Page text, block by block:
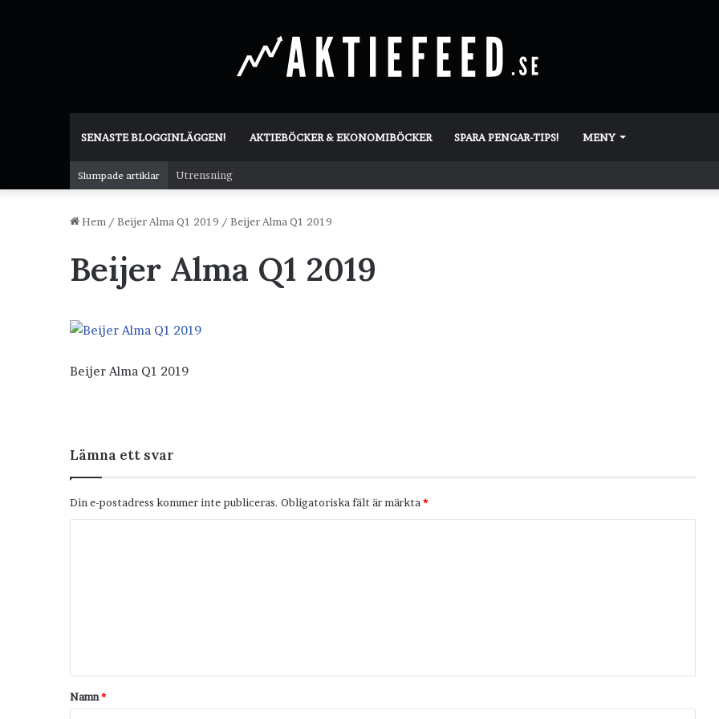
SENASTE BLOGGINLÄGGEN! AKTIEBÖCKER & EKONOMIBÖCKER SPARA PENGAR-TIPS! MENY
Slumpade artiklar Utrensning
Hem / Beijer Alma Q1 2019 / Beijer Alma Q1 2019
Beijer Alma Q1 2019
Beijer Alma Q1 2019
Lämna ett svar
Din e-postadress kommer inte publiceras. Obligatoriska fält är märkta *
t
a
Namn*